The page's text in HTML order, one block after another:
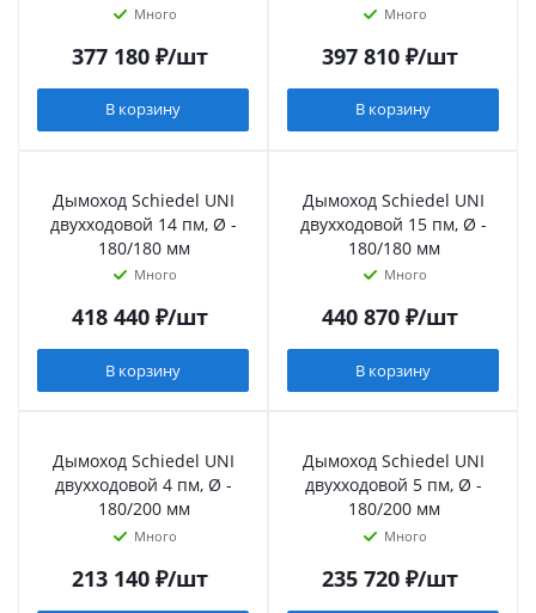
Много
377 180₽/шт
В корзину
Много
397 810₽/шт
В корзину
Дымоход Schiedel UNI
двухходовой 14 пм, Ø -
180/180 мм
Много
418 440₽/шт
В корзину
Дымоход Schiedel UNI
двухходовой 15 пм, Ø -
180/180 мм
Много
440 870₽/шт
В корзину
Дымоход Schiedel UNI
двухходовой 4 пм, Ø -
180/200 мм
Много
213 140₽/шт
Дымоход Schiedel UNI
двухходовой 5 пм, Ø -
180/200 мм
Много
235 720₽/шт